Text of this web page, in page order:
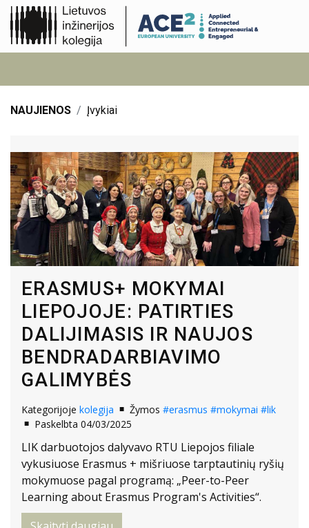
NAUJIENOS Įvykiai
ERASMUS+ MOKYMAI
LIEPOJOJE: PATIRTIES
DALIJIMASIS IR NAUJOS
BENDRADARBIAVIMO
GALIMYBĖS
Kategorijoje kolegija Žymos #erasmus #mokymai #lik
Paskelbta 04/03/2025
LIK darbuotojos dalyvavo RTU Liepojos filiale
vykusiuose Erasmus + mišriuose tarptautinių ryšių
mokymuose pagal programą: „Peer-to-Peer
Learning about Erasmus Program's Activities“.